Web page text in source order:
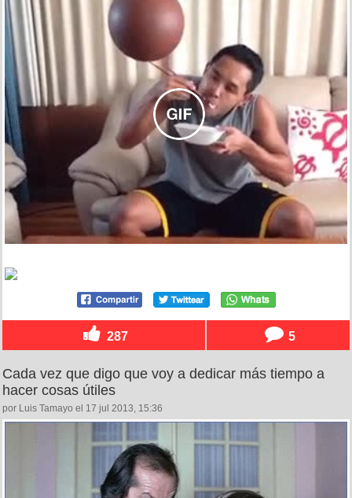
287 5
Cada vez que digo que voy a dedicar más tiempo a
hacer cosas útiles
por Luis Tamayo el 17 jul 2013, 15:36